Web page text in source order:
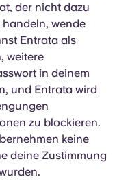
der nicht dazu
wende
Entrata als
weitere
in deinem
und Entrata wird
zu blockieren.
keine
deine Zustimmung